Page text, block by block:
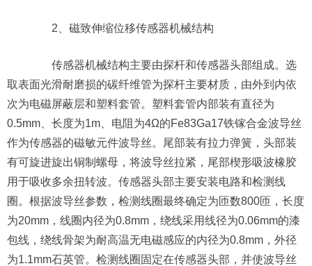
2、磁致伸缩位移传感器机械结构
传感器机械结构主要由探杆和传感器头部组成。选
取表面光滑耐磨损的碳纤维管为探杆主要材质，由外到内依
次为电磁屏蔽层和塑料套管。塑料套管内部装有直径为
0.5mm、长度为1m、电阻为4Ω的Fe83Ga17铁镓合金波导丝
作为传感器的磁敏元件波导丝。尾部装有拉力弹簧，头部装
有可旋进旋出铜制螺母，将波导丝拉紧，尾部楔形吸波橡胶
用于吸收多余扭转波。传感器头部主要安装电路和检测线
圈。根据波导丝参数，检测线圈最终确定为匝数800匝，长度
为20mm，线圈内径为0.8mm，绕线采用线径为0.06mm的漆
包线，绕线骨架为耐高温无电磁感应的内径为0.8mm，外径
为1.1mm石英管。检测线圈固定在传感器头部，并使波导丝